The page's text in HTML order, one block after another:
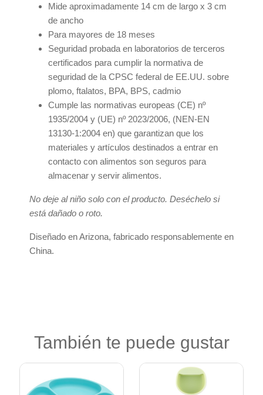
Mide aproximadamente 14 cm de largo x 3 cm
de ancho
Para mayores de 18 meses
Seguridad probada en laboratorios de terceros
certificados para cumplir la normativa de
seguridad de la CPSC federal de EE.UU. sobre
plomo, ftalatos, BPA, BPS, cadmio
Cumple las normativas europeas (CE) nº
1935/2004 y (UE) nº 2023/2006, (NEN-EN
13130-1:2004 en) que garantizan que los
materiales y artículos destinados a entrar en
contacto con alimentos son seguros para
almacenar y servir alimentos.
No deje al niño solo con el producto. Deséchelo si
está dañado o roto.
Diseñado en Arizona, fabricado responsablemente en
China.
También te puede gustar